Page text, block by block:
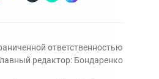
ответственностью
редактор: Бондаренко